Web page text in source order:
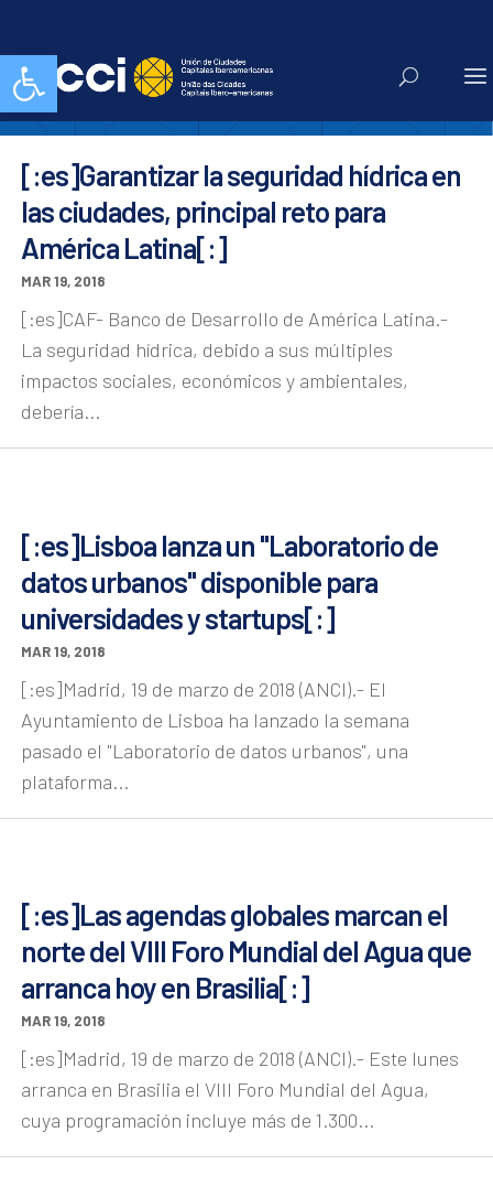
Abrir barra de herramientasANCI
[:es]Garantizar la seguridad hídrica en
las ciudades, principal reto para
América Latina[:]
MAR 19, 2018
[:es]CAF- Banco de Desarrollo de América Latina.-
La seguridad hídrica, debido a sus múltiples
impactos sociales, económicos y ambientales,
debería...
[:es]Lisboa lanza un "Laboratorio de
datos urbanos" disponible para
universidades y startups[:]
MAR 19, 2018
[:es]Madrid, 19 de marzo de 2018 (ANCI).- El
Ayuntamiento de Lisboa ha lanzado la semana
pasado el "Laboratorio de datos urbanos", una
plataforma...
[:es]Las agendas globales marcan el
norte del VIII Foro Mundial del Agua que
arranca hoy en Brasilia[:]
MAR 19, 2018
[:es]Madrid, 19 de marzo de 2018 (ANCI).- Este lunes
arranca en Brasilia el VIII Foro Mundial del Agua,
cuya programación incluye más de 1.300...